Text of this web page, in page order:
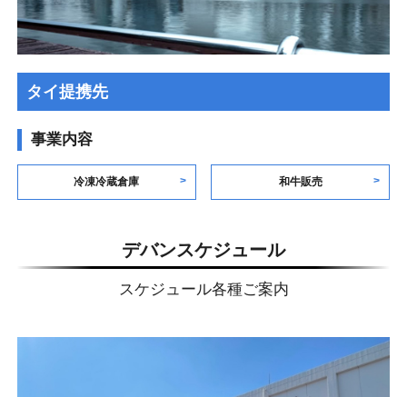
タイ提携先
事業内容
冷凍冷蔵倉庫 和牛販売
デバンスケジュール
スケジュール各種ご案内